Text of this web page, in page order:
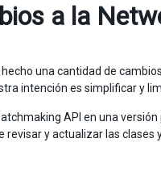
a la
una cantidad de
intención es simplificar y
API en una versión
revisar y actualizar las clases